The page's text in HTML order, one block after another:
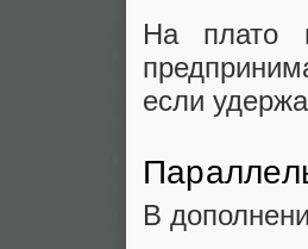
На плато
если
В